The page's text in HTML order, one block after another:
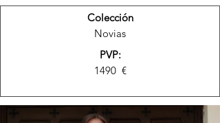
Colección
Novias
PVP:
1490 €